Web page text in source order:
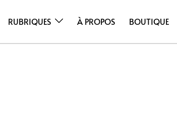
RUBRIQUES À PROPOS BOUTIQUE